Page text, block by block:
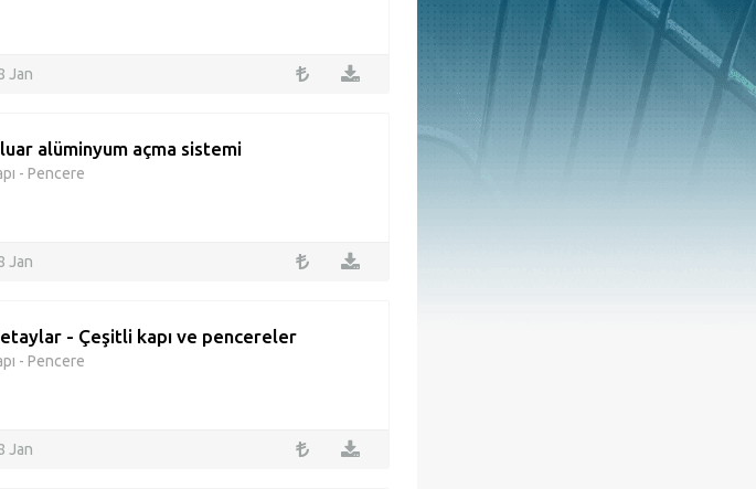
Jan
alüminyum açma sistemi
- Pencere
Jan
- Çeşitli kapı ve pencereler
- Pencere
Jan